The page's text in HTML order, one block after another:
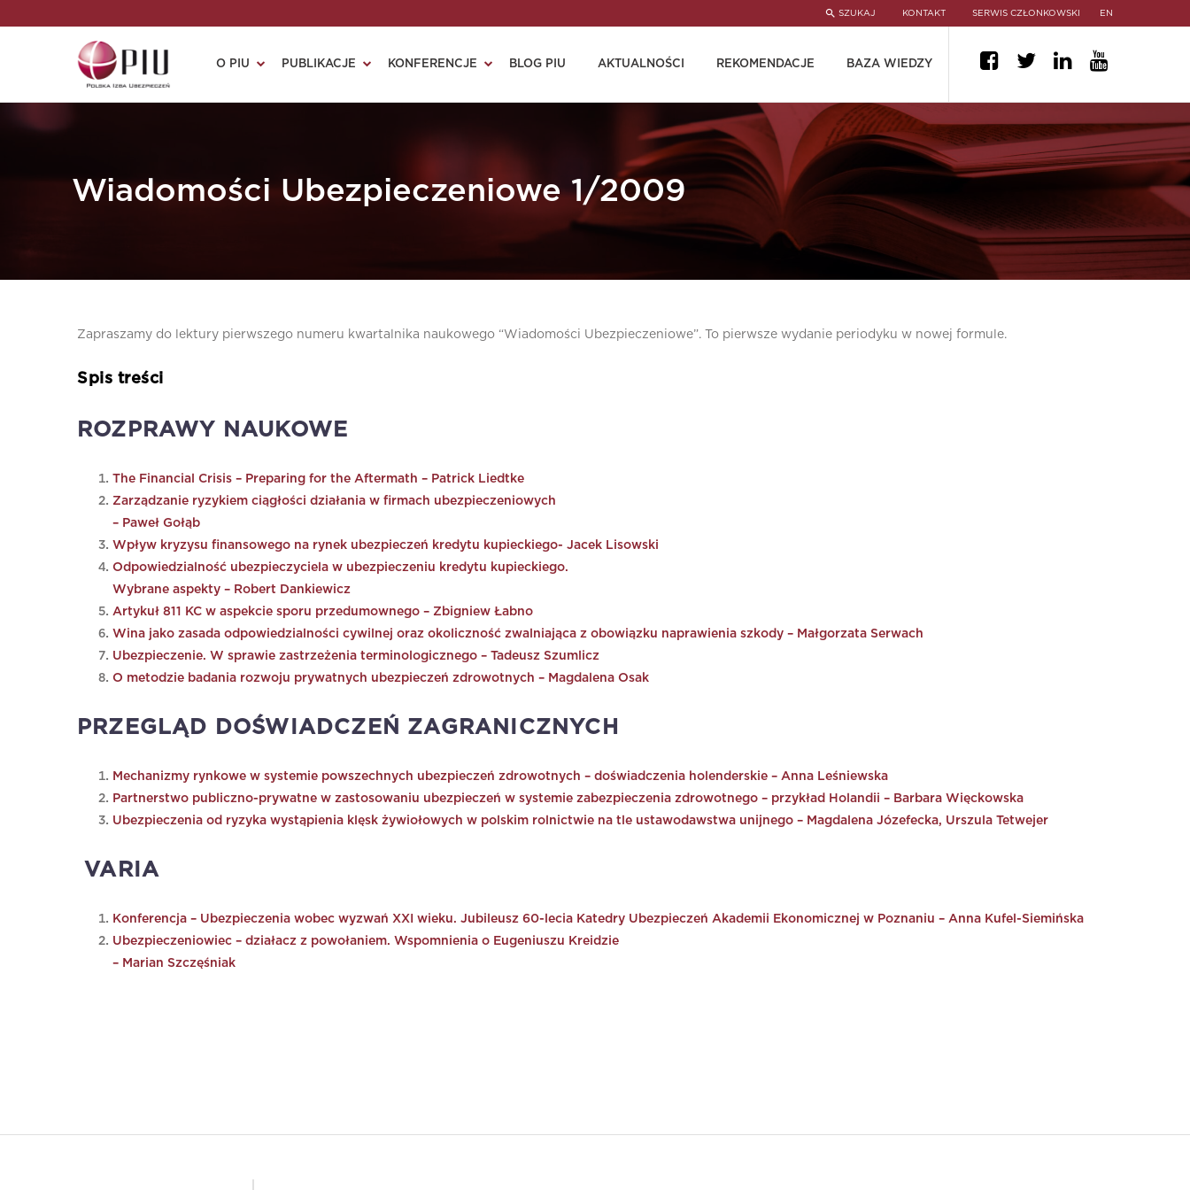
SZUKAJ KONTAKT SERWIS CZŁONKOWSKI EN
O PIU PUBLIKACJE KONFERENCJE BLOG PIU AKTUALNOŚCI REKOMENDACJE BAZA WIEDZY
Wiadomości Ubezpieczeniowe 1/2009
Zapraszamy do lektury pierwszego numeru kwartalnika naukowego “Wiadomości Ubezpieczeniowe”. To pierwsze wydanie periodyku w nowej formule.
Spis treści
ROZPRAWY NAUKOWE
The Financial Crisis – Preparing for the Aftermath – Patrick Liedtke
Zarządzanie ryzykiem ciągłości działania w firmach ubezpieczeniowych
– Paweł Gołąb
Wpływ kryzysu finansowego na rynek ubezpieczeń kredytu kupieckiego- Jacek Lisowski
Odpowiedzialność ubezpieczyciela w ubezpieczeniu kredytu kupieckiego.
Wybrane aspekty – Robert Dankiewicz
Artykuł 811 KC w aspekcie sporu przedumownego – Zbigniew Łabno
Wina jako zasada odpowiedzialności cywilnej oraz okoliczność zwalniająca z obowiązku naprawienia szkody – Małgorzata Serwach
Ubezpieczenie. W sprawie zastrzeżenia terminologicznego – Tadeusz Szumlicz
O metodzie badania rozwoju prywatnych ubezpieczeń zdrowotnych – Magdalena Osak
PRZEGLĄD DOŚWIADCZEŃ ZAGRANICZNYCH
Mechanizmy rynkowe w systemie powszechnych ubezpieczeń zdrowotnych – doświadczenia holenderskie – Anna Leśniewska
Partnerstwo publiczno-prywatne w zastosowaniu ubezpieczeń w systemie zabezpieczenia zdrowotnego – przykład Holandii – Barbara Więckowska
Ubezpieczenia od ryzyka wystąpienia klęsk żywiołowych w polskim rolnictwie na tle ustawodawstwa unijnego – Magdalena Józefecka, Urszula Tetwejer
VARIA
Konferencja – Ubezpieczenia wobec wyzwań XXI wieku. Jubileusz 60-lecia Katedry Ubezpieczeń Akademii Ekonomicznej w Poznaniu – Anna Kufel-Siemińska
Ubezpieczeniowiec – działacz z powołaniem. Wspomnienia o Eugeniuszu Kreidzie
– Marian Szczęśniak